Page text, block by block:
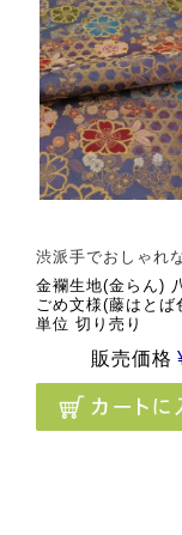
渋派手でおしゃれ
金襴生地(金らん)
ごめ文様(藤はと
単位 切り売り
販売価格